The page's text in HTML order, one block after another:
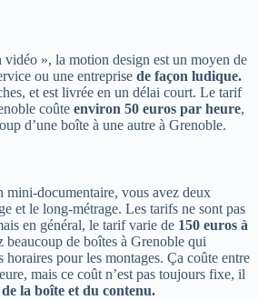
vidéo », la motion design est un moyen de
ou une entreprise de façon ludique.
et est livrée en un délai court. Le tarif
coûte environ 50 euros par heure,
d’une boîte à une autre à Grenoble.
mini-documentaire, vous avez deux
et le long-métrage. Les tarifs ne sont pas
en général, le tarif varie de 150 euros à
beaucoup de boîtes à Grenoble qui
pour les montages. Ça coûte entre
mais ce coût n’est pas toujours fixe, il
de la boîte et du contenu.